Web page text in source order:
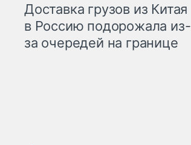
Доставка грузов из Китая
в Россию подорожала из-
за очередей на границе